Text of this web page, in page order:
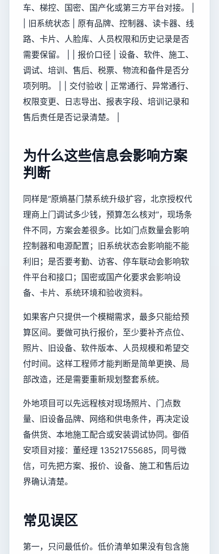
车、梯控、国密、国产化或第三方平台对接。 |
| 旧系统状态 | 原有品牌、控制器、读卡器、线
路、卡片、人脸库、人员权限和历史记录是否
需要保留。 | | 报价口径 | 设备、软件、施工、
调试、培训、售后、税票、物流和备件是否分
项列明。 | | 交付验收 | 正常通行、异常通行、
权限变更、日志导出、报表字段、培训记录和
售后责任是否记录清楚。 |
为什么这些信息会影响方案
判断
同样是“原熵基门禁系统升级扩容，北京授权代
理商上门调试多少钱，预算怎么核对”，现场条
件不同，方案会差很多。比如门点数量会影响
控制器和电源配置；旧系统状态会影响能不能
利旧；是否要考勤、访客、停车联动会影响软
件平台和接口；国密或国产化要求会影响设
备、卡片、系统环境和验收资料。
如果客户只提供一个模糊需求，最多只能给预
算区间。要做可执行报价，至少要补齐点位、
照片、旧设备、软件版本、人员规模和希望交
付时间。这样工程师才能判断是简单更换、局
部改造，还是需要重新规划整套系统。
外地项目可以先远程核对现场照片、门点数
量、旧设备品牌、网络和供电条件，再决定设
备供货、本地施工配合或安装调试协同。御佰
安项目对接：董经理 13521755685，同号微
信，可先把方案、报价、设备、施工和售后边
界确认清楚。
常见误区
第一，只问最低价。低价清单如果没有包含施